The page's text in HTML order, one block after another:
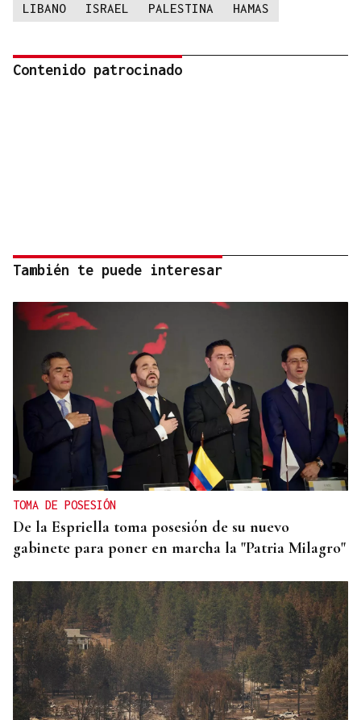
LIBANO ISRAEL PALESTINA HAMAS
Contenido patrocinado
También te puede interesar
TOMA DE POSESIÓN
De la Espriella toma posesión de su nuevo
gabinete para poner en marcha la "Patria Milagro"